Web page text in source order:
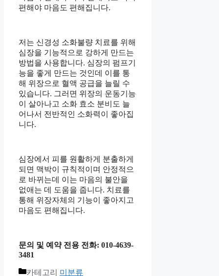
편해야 마음도 편해집니다.
저는 신경성 소화불량 치료를 위해
심장을 기능적으로 강하게 만드는
방법을 사용합니다. 심장의 펌프기
능을 좋게 만드는 것인데 이를 통
해 위장으로 혈액 공급을 늘릴 수
있습니다. 그러면 위장의 운동기능
이 살아나고 소화 효소 분비도 늘
어나서 전반적인 소화력이 좋아집
니다.
심장에서 피를 원활하게 분출하게
되면 맥박이 규칙적이며 안정적으
로 바뀌는데 이는 마음의 불안을
없애는 데 도움을 줍니다. 치료를
통해 위장자체의 기능이 좋아지고
마음도 편해집니다.
문의 및 예약 전용 전화: 010-4639-
3481
카테고리 미분류